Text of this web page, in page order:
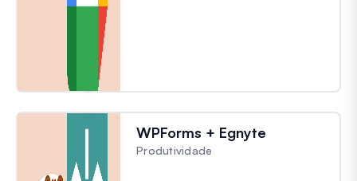
WPForms + Egnyte
Produtividade